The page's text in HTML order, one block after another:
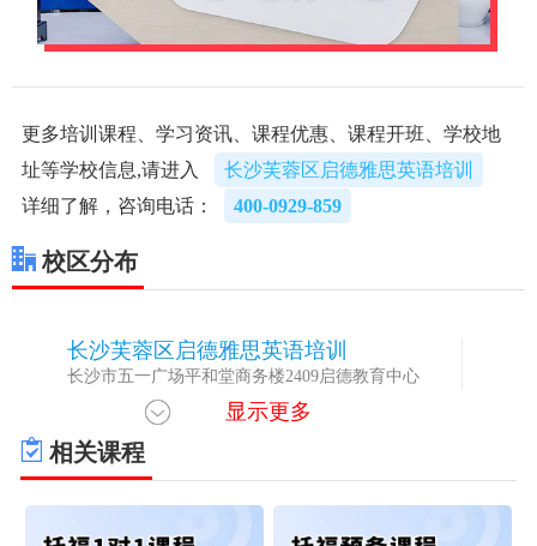
更多培训课程、学习资讯、课程优惠、课程开班、学校地
址等学校信息,请进入
长沙芙蓉区启德雅思英语培训
详细了解，咨询电话：
400-0929-859
校区分布
长沙芙蓉区启德雅思英语培训
长沙市五一广场平和堂商务楼2409启德教育中心
显示更多
相关课程